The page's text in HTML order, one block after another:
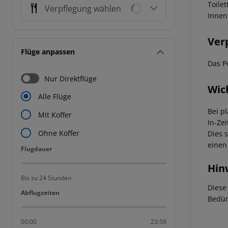
Verpflegung wählen
Flüge anpassen
Nur Direktflüge
Alle Flüge
Mit Koffer
Ohne Koffer
Flugdauer
Flugdauer
Bis zu 24 Stunden
Abflugzeiten
Abflugzeiten
00:00 23:59
Das
Bei
In-
Dies